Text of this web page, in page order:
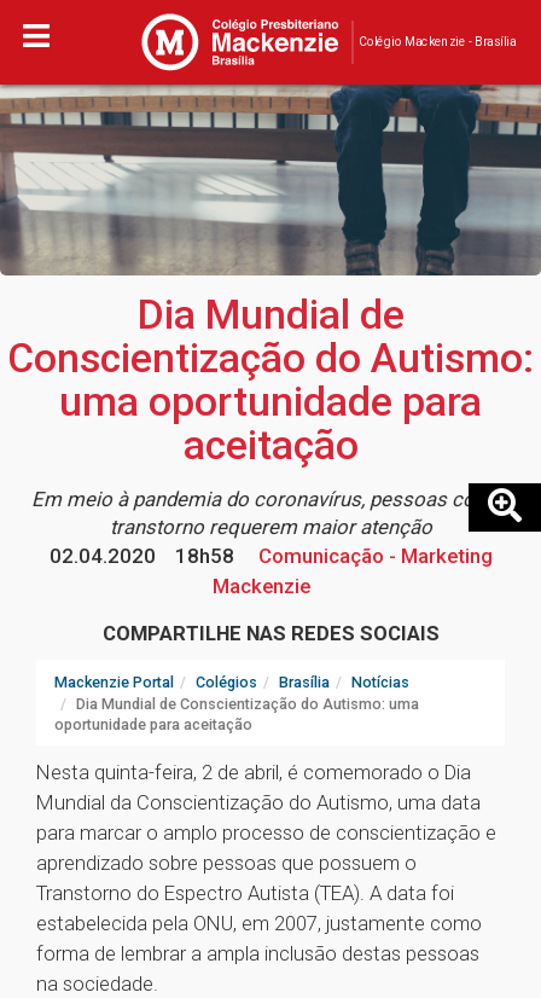
Colégio Mackenzie - Brasília
Dia Mundial de
Conscientização do Autismo:
uma oportunidade para
aceitação
Em meio à pandemia do coronavírus, pessoas com o
transtorno requerem maior atenção
02.04.2020
18h58
Comunicação - Marketing
Mackenzie
COMPARTILHE NAS REDES SOCIAIS
Mackenzie Portal Colégios Brasília
Notícias
Dia Mundial de Conscientização do Autismo: uma
oportunidade para aceitação
Nesta quinta-feira, 2 de abril, é comemorado o Dia
Mundial da Conscientização do Autismo, uma data
para marcar o amplo processo de conscientização e
aprendizado sobre pessoas que possuem o
Transtorno do Espectro Autista (TEA). A data foi
estabelecida pela ONU, em 2007, justamente como
forma de lembrar a ampla inclusão destas pessoas
na sociedade.